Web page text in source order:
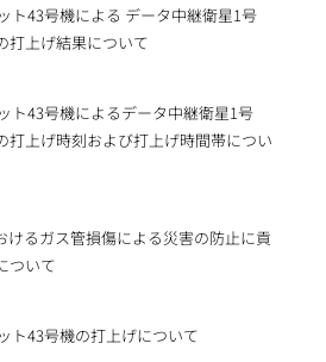
ト43号機による データ中継衛星1号
打上げ結果について
ト43号機によるデータ中継衛星1号
打上げ時刻および打上げ時間帯につい
けるガス管損傷による災害の防止に貢
ついて
ト43号機の打上げについて